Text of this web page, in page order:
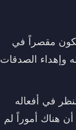
يكون مقصراً في
وإهداء الصدقات
في أفعاله
هناك أموراً لم